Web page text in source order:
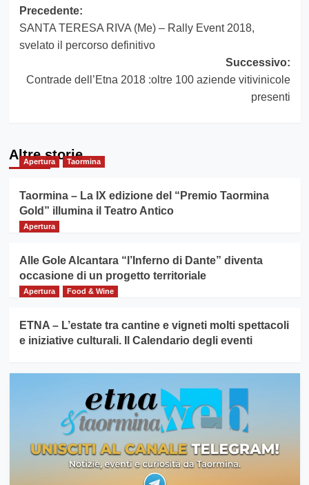
Navigazione
articolo
Precedente:
SANTA TERESA RIVA (Me) – Rally Event 2018,
svelato il percorso definitivo
Successivo:
Contrade dell’Etna 2018 :oltre 100 aziende vitivinicole
presenti
Altre storie
Apertura Taormina
Taormina – La IX edizione del “Premio Taormina
Gold” illumina il Teatro Antico
Apertura
Alle Gole Alcantara “l’Inferno di Dante” diventa
occasione di un progetto territoriale
Apertura Food & Wine
ETNA – L’estate tra cantine e vigneti molti spettacoli
e iniziative culturali. Il Calendario degli eventi